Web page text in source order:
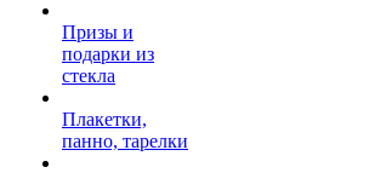
Призы и
подарки из
стекла
Плакетки,
панно, тарелки